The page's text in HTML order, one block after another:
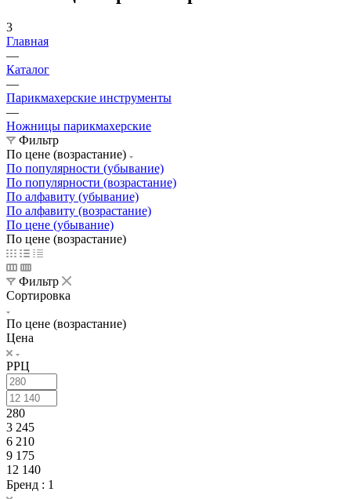
3
Главная
—
Каталог
—
Парикмахерские инструменты
—
Ножницы парикмахерские
Фильтр
По цене (возрастание)
По популярности (убывание)
По популярности (возрастание)
По алфавиту (убывание)
По алфавиту (возрастание)
По цене (убывание)
По цене (возрастание)
Фильтр
Сортировка
По цене (возрастание)
Цена
РРЦ
280
3 245
6 210
9 175
12 140
Бренд : 1